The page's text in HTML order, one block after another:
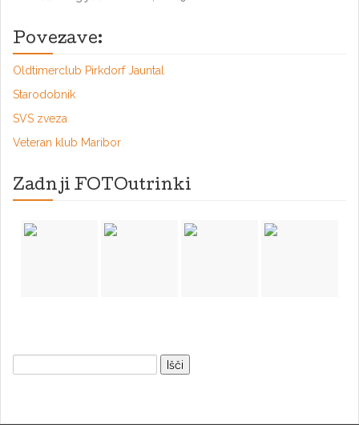
Povezave:
Oldtimerclub Pirkdorf Jauntal
Starodobnik
SVS zveza
Veteran klub Maribor
Zadnji FOTOutrinki
Išči: